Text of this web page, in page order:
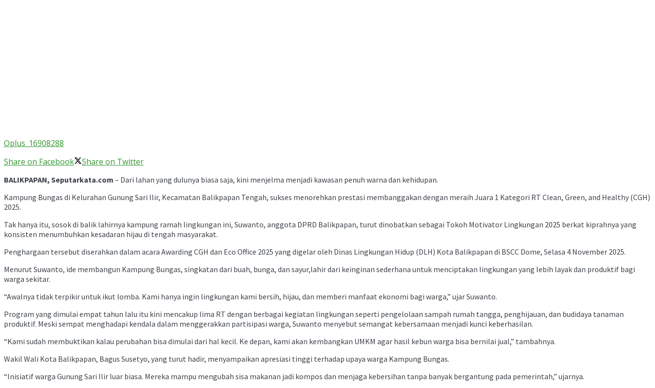
Oplus_16908288
Share on Facebook
Share on Twitter
BALIKPAPAN, Seputarkata.com – Dari lahan yang dulunya biasa saja, kini menjelma menjadi kawasan penuh warna dan kehidupan.
Kampung Bungas di Kelurahan Gunung Sari Ilir, Kecamatan Balikpapan Tengah, sukses menorehkan prestasi membanggakan dengan meraih Juara 1 Kategori RT Clean, Green, and Healthy (CGH)
2025.
Tak hanya itu, sosok di balik lahirnya kampung ramah lingkungan ini, Suwanto, anggota DPRD Balikpapan, turut dinobatkan sebagai Tokoh Motivator Lingkungan 2025 berkat kiprahnya yang
konsisten menumbuhkan kesadaran hijau di tengah masyarakat.
Penghargaan tersebut diserahkan dalam acara Awarding CGH dan Eco Office 2025 yang digelar oleh Dinas Lingkungan Hidup (DLH) Kota Balikpapan di BSCC Dome, Selasa 4 November 2025.
Menurut Suwanto, ide membangun Kampung Bungas, singkatan dari buah, bunga, dan sayur,lahir dari keinginan sederhana untuk menciptakan lingkungan yang lebih layak dan produktif bagi
warga sekitar.
“Awalnya tidak terpikir untuk ikut lomba. Kami hanya ingin lingkungan kami bersih, hijau, dan memberi manfaat ekonomi bagi warga,” ujar Suwanto.
Program yang dimulai empat tahun lalu itu kini mencakup lima RT dengan berbagai kegiatan lingkungan seperti pengelolaan sampah rumah tangga, penghijauan, dan budidaya tanaman
produktif. Meski sempat menghadapi kendala dalam menggerakkan partisipasi warga, Suwanto menyebut semangat kebersamaan menjadi kunci keberhasilan.
“Kami sudah membuktikan kalau perubahan bisa dimulai dari hal kecil. Ke depan, kami akan kembangkan UMKM agar hasil kebun warga bisa bernilai jual,” tambahnya.
Wakil Wali Kota Balikpapan, Bagus Susetyo, yang turut hadir, menyampaikan apresiasi tinggi terhadap upaya warga Kampung Bungas.
“Inisiatif warga Gunung Sari Ilir luar biasa. Mereka mampu mengubah sisa makanan jadi kompos dan menjaga kebersihan tanpa banyak bergantung pada pemerintah,” ujarnya.